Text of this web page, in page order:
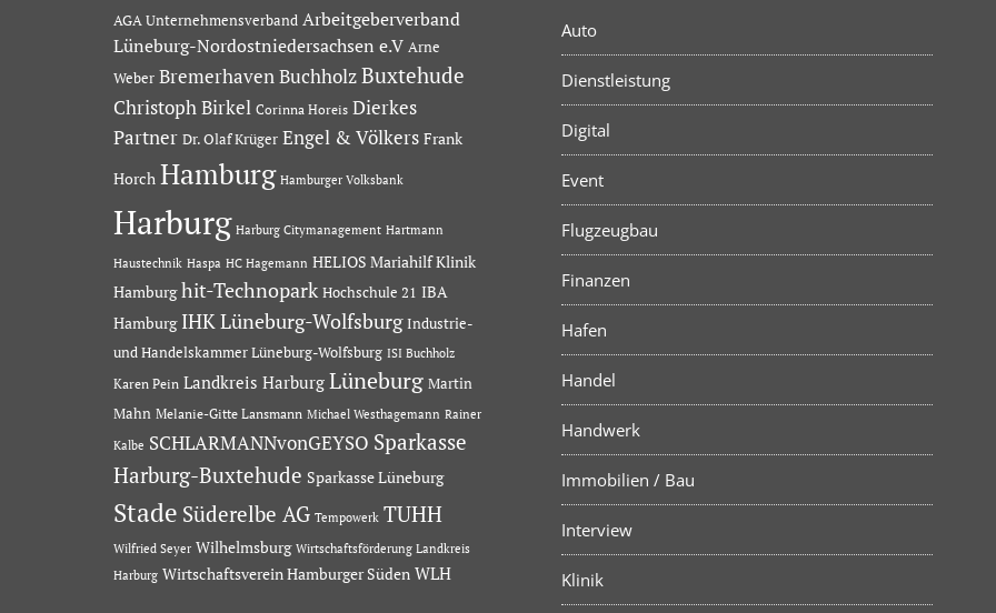
AGA Unternehmensverband Arbeitgeberverband
Lüneburg-Nordostniedersachsen e.V Arne
Weber BremerhavenBuchholzBuxtehude
Christoph Birkel Corinna Horeis Dierkes
Partner Dr. Olaf Krüger Engel & Völkers Frank
Horch Hamburg Hamburger Volksbank
Harburg Harburg Citymanagement Hartmann
Haustechnik Haspa HC Hagemann HELIOS Mariahilf Klinik
Hamburg hit-Technopark Hochschule 21 IBA
Hamburg IHK Lüneburg-Wolfsburg Industrie-
und Handelskammer Lüneburg-Wolfsburg ISI Buchholz
Karen Pein Landkreis Harburg Lüneburg Martin
Mahn Melanie-Gitte Lansmann Michael Westhagemann Rainer
Kalbe SCHLARMANNvonGEYSO Sparkasse
Harburg-Buxtehude Sparkasse Lüneburg
Stade Süderelbe AG Tempowerk TUHH
Wilfried Seyer Wilhelmsburg Wirtschaftsförderung Landkreis
Harburg Wirtschaftsverein Hamburger Süden WLH
Auto
Dienstleistung
Digital
Event
Flugzeugbau
Finanzen
Hafen
Handel
Handwerk
Immobilien / Bau
Interview
Klinik